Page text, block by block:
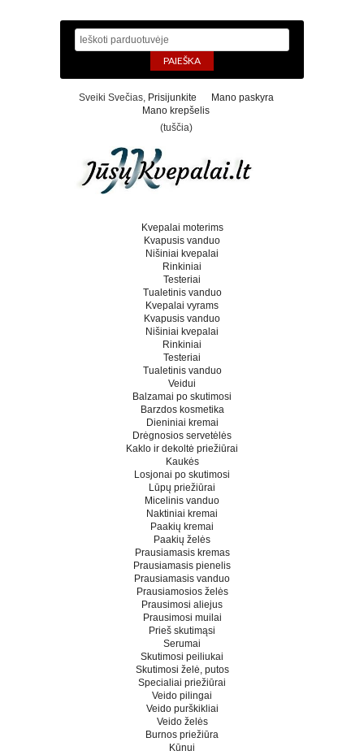
Sveiki Svečias, Prisijunkite
Mano paskyra
Mano krepšelis
(tuščia)
Kvepalai moterims
Kvapusis vanduo
Nišiniai kvepalai
Rinkiniai
Testeriai
Tualetinis vanduo
Kvepalai vyrams
Kvapusis vanduo
Nišiniai kvepalai
Rinkiniai
Testeriai
Tualetinis vanduo
Veidui
Balzamai po skutimosi
Barzdos kosmetika
Dieniniai kremai
Drėgnosios servetėlės
Kaklo ir dekoltė priežiūrai
Kaukės
Losjonai po skutimosi
Lūpų priežiūrai
Micelinis vanduo
Naktiniai kremai
Paakių kremai
Paakių želės
Prausiamasis kremas
Prausiamasis pienelis
Prausiamasis vanduo
Prausiamosios želės
Prausimosi aliejus
Prausimosi muilai
Prieš skutimąsi
Serumai
Skutimosi peiliukai
Skutimosi želė, putos
Specialiai priežiūrai
Veido pilingai
Veido purškikliai
Veido želės
Burnos priežiūra
Kūnui